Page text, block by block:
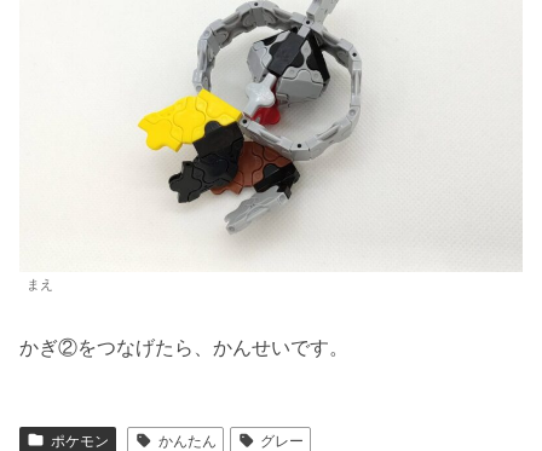
まえ
かぎ②をつなげたら、かんせいです。
ポケモン かんたん グレー